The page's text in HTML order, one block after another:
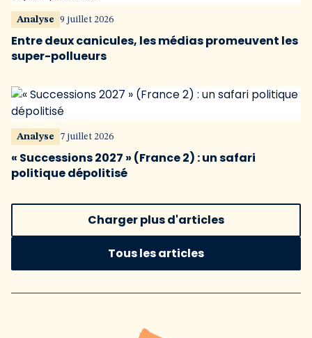
Analyse 9 juillet 2026
Entre deux canicules, les médias promeuvent les
super-pollueurs
Analyse 7 juillet 2026
« Successions 2027 » (France 2) : un safari
politique dépolitisé
Charger plus d'articles
Tous les articles